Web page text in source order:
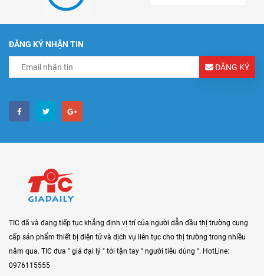
ĐĂNG KÝ NHẬN TIN
ĐĂNG KÝ
TIC đã và đang tiếp tục khẳng định vị trí của người dẫn đầu thị trường cung
cấp sản phẩm thiết bị điện tử và dịch vụ liên tục cho thị trường trong nhiều
năm qua. TIC đưa " giá đại lý " tới tận tay " người tiêu dùng ". HotLine:
0976115555